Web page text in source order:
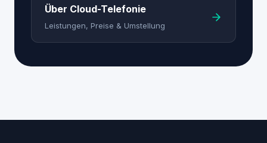
Über Cloud-Telefonie
Leistungen, Preise & Umstellung